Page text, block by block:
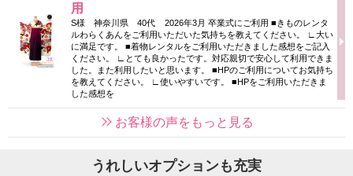
用
S様 神奈川県 40代 2026年3月 卒業式にご利用 ■きものレンタ
ルわらくあんをご利用いただいた気持ちを教えてください。 ∟大い
に満足です。 ■着物レンタルをご利用いただきました感想をご記入
ください。 ∟とても良かったです。対応親切で安心して利用できま
した。また利用したいと思います。 ■HPのご利用についてお気持ち
を教えてください。 ∟使いやすいです。 ■HPをご利用いただきま
した感想を
お客様の声をもっと見る
うれしいオプションも充実